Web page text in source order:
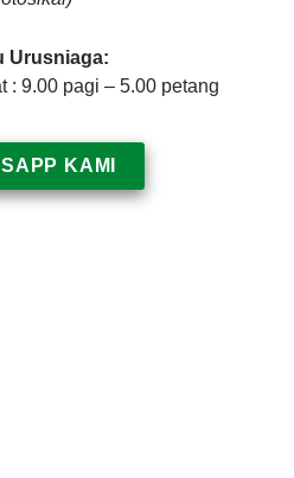
Urusniaga:
: 9.00 pagi – 5.00 petang
KAMI